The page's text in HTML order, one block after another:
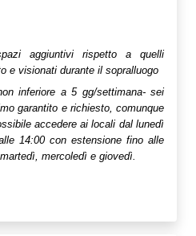
aggiuntivi rispetto a quelli
e visionati durante il sopralluogo
inferiore a 5 gg/settimana- sei
garantito e richiesto, comunque
accedere ai locali dal lunedì
14:00 con estensione fino alle
mercoledì e giovedì.